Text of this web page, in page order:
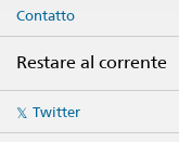
Contatto
Restare al corrente
mediaTwitter